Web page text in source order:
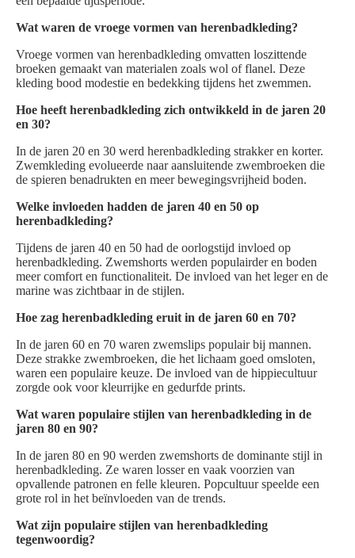
Wat waren de vroege vormen van herenbadkleding?
Vroege vormen van herenbadkleding omvatten loszittende
broeken gemaakt van materialen zoals wol of flanel. Deze
kleding bood modestie en bedekking tijdens het zwemmen.
Hoe heeft herenbadkleding zich ontwikkeld in de jaren 20
en 30?
In de jaren 20 en 30 werd herenbadkleding strakker en korter.
Zwemkleding evolueerde naar aansluitende zwembroeken die
de spieren benadrukten en meer bewegingsvrijheid boden.
Welke invloeden hadden de jaren 40 en 50 op
herenbadkleding?
Tijdens de jaren 40 en 50 had de oorlogstijd invloed op
herenbadkleding. Zwemshorts werden populairder en boden
meer comfort en functionaliteit. De invloed van het leger en de
marine was zichtbaar in de stijlen.
Hoe zag herenbadkleding eruit in de jaren 60 en 70?
In de jaren 60 en 70 waren zwemslips populair bij mannen.
Deze strakke zwembroeken, die het lichaam goed omsloten,
waren een populaire keuze. De invloed van de hippiecultuur
zorgde ook voor kleurrijke en gedurfde prints.
Wat waren populaire stijlen van herenbadkleding in de
jaren 80 en 90?
In de jaren 80 en 90 werden zwemshorts de dominante stijl in
herenbadkleding. Ze waren losser en vaak voorzien van
opvallende patronen en felle kleuren. Popcultuur speelde een
grote rol in het beïnvloeden van de trends.
Wat zijn populaire stijlen van herenbadkleding
tegenwoordig?